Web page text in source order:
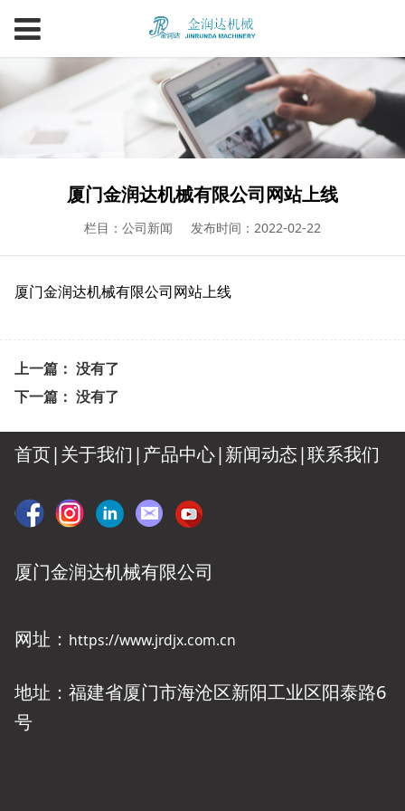
厦门金润达机械有限公司网站上线
栏目：公司新闻 发布时间：2022-02-22
厦门金润达机械有限公司网站上线
上一篇： 没有了
下一篇： 没有了
首页|关于我们 |产品中心|新闻动态|联系我们
厦门金润达机械有限公司
网址： https://www.jrdjx.com.cn
地址：福建省厦门市海沧区新阳工业区阳泰路6
号